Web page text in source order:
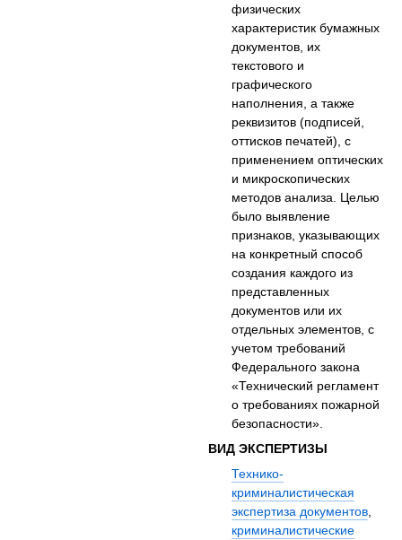
физических
характеристик бумажных
документов, их
текстового и
графического
наполнения, а также
реквизитов (подписей,
оттисков печатей), с
применением оптических
и микроскопических
методов анализа. Целью
было выявление
признаков, указывающих
на конкретный способ
создания каждого из
представленных
документов или их
отдельных элементов, с
учетом требований
Федерального закона
«Технический регламент
о требованиях пожарной
безопасности».
ВИД ЭКСПЕРТИЗЫ
Технико-
криминалистическая
экспертиза документов,
криминалистические